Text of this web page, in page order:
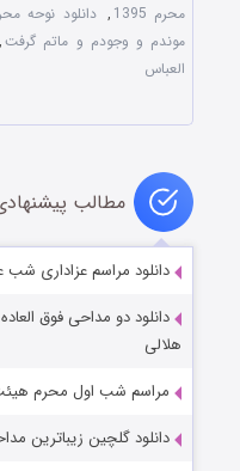
محرم 1395
, دانلود نوحه
موندم و وجودم و ماتم گرفت,
العباس
مطالب
دانلود مراسم عزاداری شب
دانلود دو مداحی فوق
هلالی
مراسم شب اول محرم هیئت
دانلود گلچین زیباترین